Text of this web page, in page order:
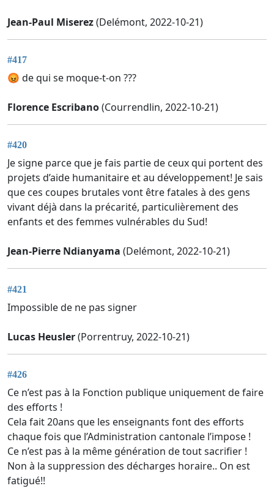
Jean-Paul Miserez(Delémont, 2022-10-21)
#417
😡 de qui se moque-t-on ???
Florence Escribano(Courrendlin, 2022-10-21)
#420
Je signe parce que je fais partie de ceux qui portent des
projets d’aide humanitaire et au développement! Je sais
que ces coupes brutales vont être fatales à des gens
vivant déjà dans la précarité, particulièrement des
enfants et des femmes vulnérables du Sud!
Jean-Pierre Ndianyama (Delémont, 2022-10-21)
#421
Impossible de ne pas signer
Lucas Heusler(Porrentruy, 2022-10-21)
#426
Ce n’est pas à la Fonction publique uniquement de faire
des efforts !
Cela fait 20ans que les enseignants font des efforts
chaque fois que l’Administration cantonale l’impose !
Ce n’est pas à la même génération de tout sacrifier !
Non à la suppression des décharges horaire.. On est
fatigué!!